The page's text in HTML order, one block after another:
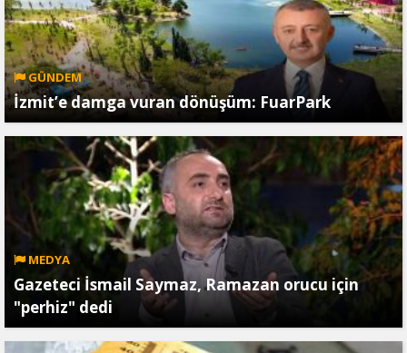
GÜNDEM
İzmit’e damga vuran dönüşüm: FuarPark
MEDYA
Gazeteci İsmail Saymaz, Ramazan orucu için
"perhiz" dedi